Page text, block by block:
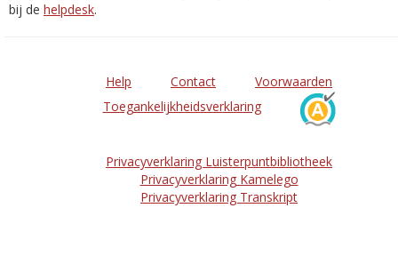
bij de helpdesk.
Help Contact
Voorwaarden
Toegankelijkheidsverklaring
Privacyverklaring Luisterpuntbibliotheek
Privacyverklaring Kamelego
Privacyverklaring Transkript